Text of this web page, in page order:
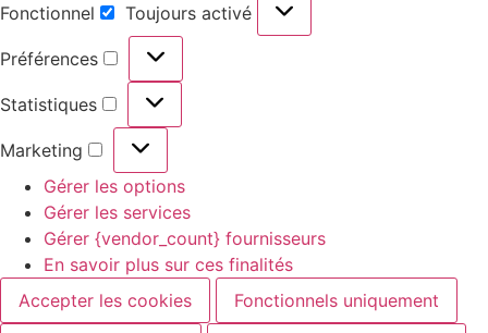
Fonctionnel
Toujours activé
Préférences
Statistiques
Marketing
Gérer les options
Gérer les services
Gérer {vendor_count} fournisseurs
En savoir plus sur ces finalités
Accepter les cookies
Fonctionnels uniquement